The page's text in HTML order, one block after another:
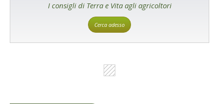
I consigli di Terra e Vita agli agricoltori
Cerca adesso